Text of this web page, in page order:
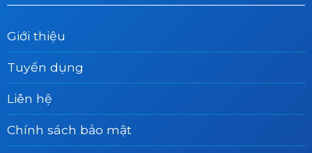
Giới thiệu
Tuyển dụng
Liên hệ
Chính sách bảo mật